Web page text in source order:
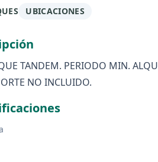
UBICACIONES
TANDEM. PERIODO MIN.
NO INCLUIDO.